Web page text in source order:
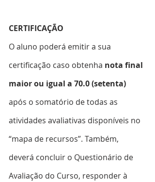
CERTIFICAÇÃO
O aluno poderá emitir a sua
certificação caso obtenha nota final
maior ou igual a 70.0 (setenta)
após o somatório de todas as
atividades avaliativas disponíveis no
“mapa de recursos”. Também,
deverá concluir o Questionário de
Avaliação do Curso, responder à